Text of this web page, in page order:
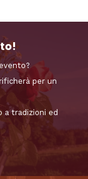
per un
a tradizioni ed